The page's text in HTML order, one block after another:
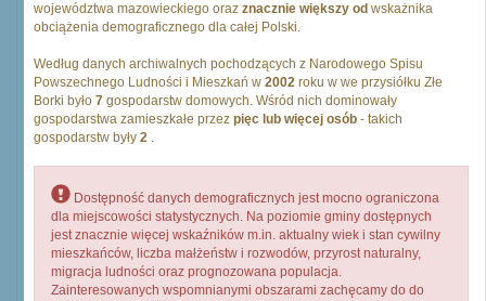
województwa mazowieckiego oraz znacznie większy od wskażnika
obciążenia demograficznego dla całej Polski.
Według danych archiwalnych pochodzących z Narodowego Spisu
Powszechnego Ludności i Mieszkań w 2002 roku w we przysiółku Złe
Borki było 7 gospodarstw domowych. Wśród nich dominowały
gospodarstwa zamieszkałe przez pięc lub więcej osób - takich
gospodarstw były 2 .
Dostępność danych demograficznych jest mocno ograniczona
dla miejscowości statystycznych. Na poziomie gminy dostępnych
jest znacznie więcej wskaźników m.in. aktualny wiek i stan cywilny
mieszkańców, liczba małżeństw i rozwodów, przyrost naturalny,
migracja ludności oraz prognozowana populacja.
Zainteresowanych wspomnianymi obszarami zachęcamy do do